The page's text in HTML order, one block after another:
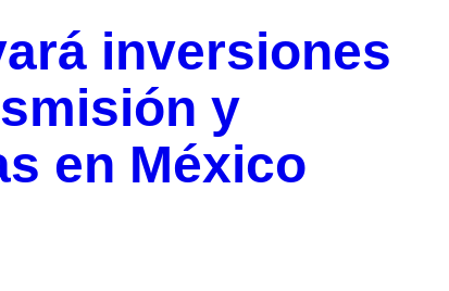
inversiones
y
en México